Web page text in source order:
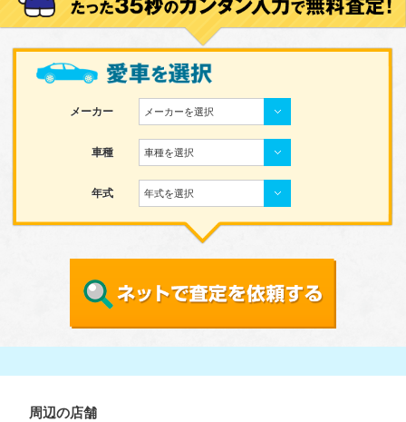
メーカー メーカーを選択
車種 車種を選択
年式 年式を選択
周辺の店舗